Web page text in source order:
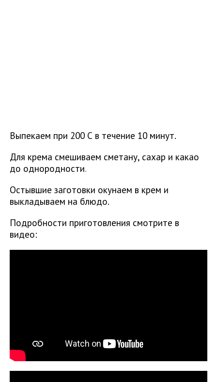
Выпекаем при 200 С в течение 10 минут.
Для крема смешиваем сметану, сахар и какао
до однородности.
Остывшие заготовки окунаем в крем и
выкладываем на блюдо.
Подробности приготовления смотрите в
видео: